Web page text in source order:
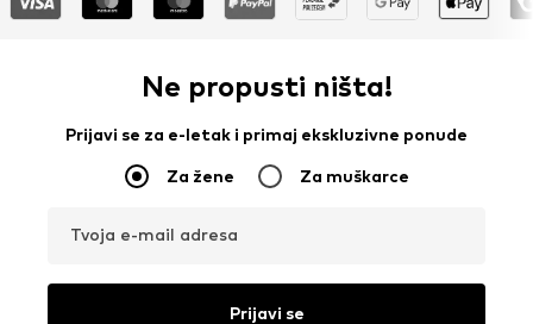
Ne propusti ništa!
Prijavi se za e-letak i primaj ekskluzivne ponude
Za žene Za muškarce
Tvoja e-mail adresa
Prijavi se